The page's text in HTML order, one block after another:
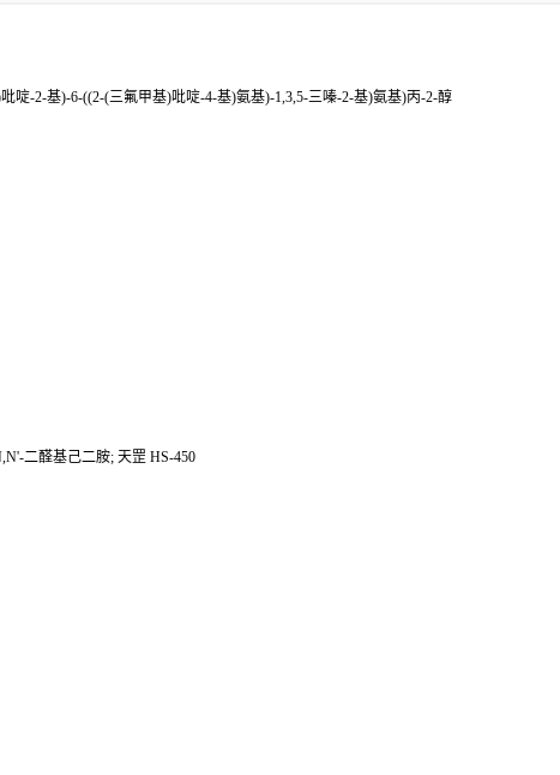
-2-基)-6-((2-(三氟甲基)吡啶-4-基)氨基)-1,3,5-三嗪-2-基)氨基)丙-2-醇
二醛基己二胺; 天罡 HS-450